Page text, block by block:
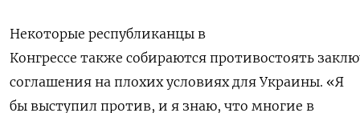
Некоторые республиканцы в
Конгрессе также собираются противостоять
соглашения на плохих условиях для Украины. «Я
бы выступил против, и я знаю, что многие в